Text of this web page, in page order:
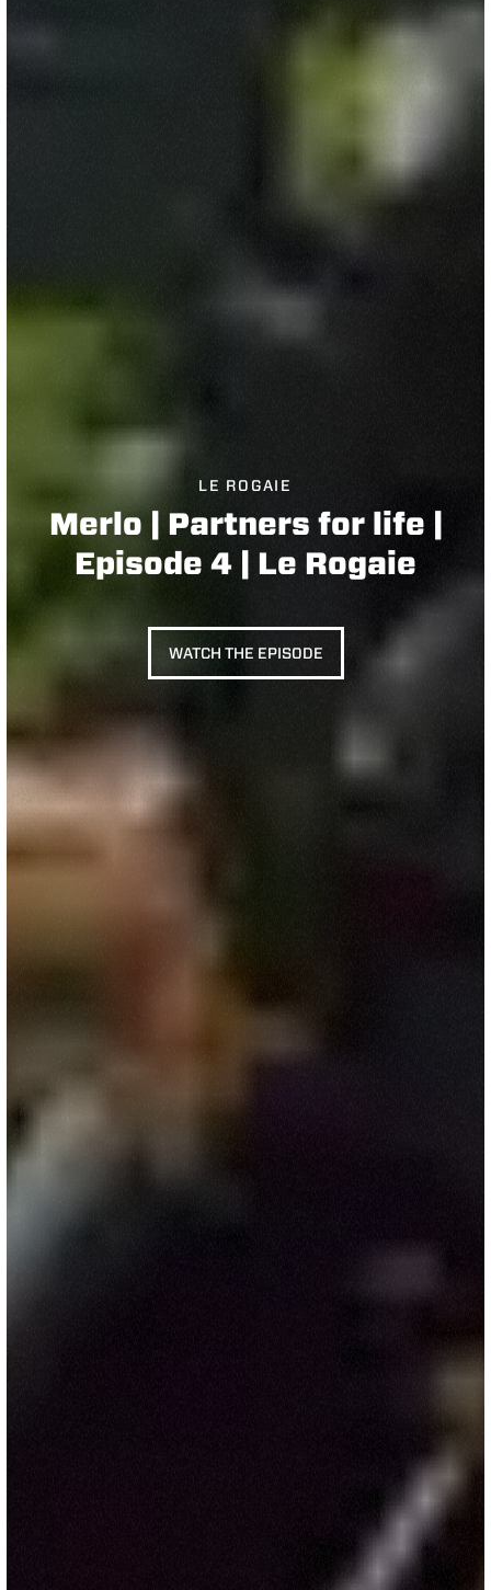
LE ROGAIE
Merlo | Partners for life |
Episode 4 | Le Rogaie
WATCH THE EPISODE